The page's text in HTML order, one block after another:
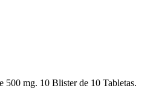
500 mg. 10 Blister de 10 Tabletas.